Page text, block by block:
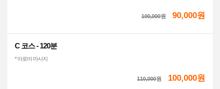
100,000원 90,000원
C 코스 - 120분
* 아로마 마사지
110,000원 100,000원